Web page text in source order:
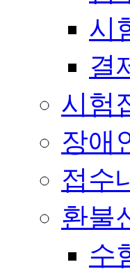
시
결
시험
장애
접수
환불
수